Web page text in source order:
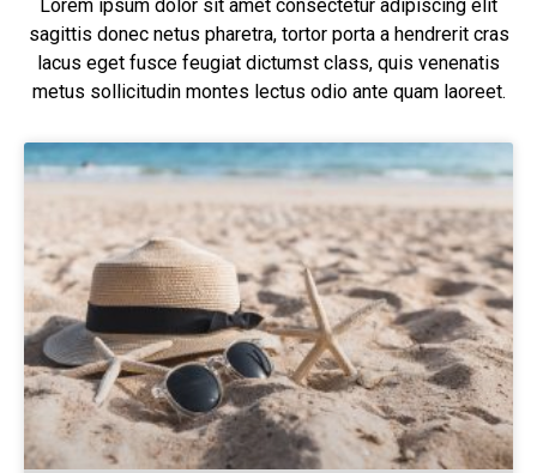
Lorem ipsum dolor sit amet consectetur adipiscing elit
sagittis donec netus pharetra, tortor porta a hendrerit cras
lacus eget fusce feugiat dictumst class, quis venenatis
metus sollicitudin montes lectus odio ante quam laoreet.